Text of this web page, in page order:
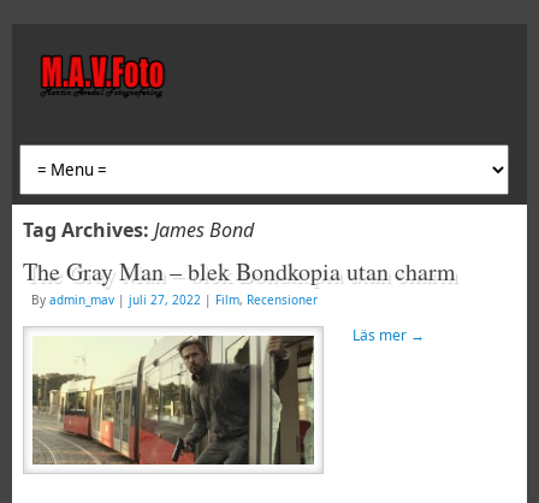
Tag Archives: James Bond
The Gray Man – blek Bondkopia utan charm
By admin_mav | juli 27, 2022 | Film, Recensioner
Läs mer →